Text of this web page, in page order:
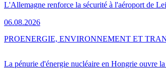
L'Allemagne renforce la sécurité à l'aéroport de
06.08.2026
La pénurie d'énergie nucléaire en Hongrie ouvre
PROENERGIE, ENVIRONNEMENT ET